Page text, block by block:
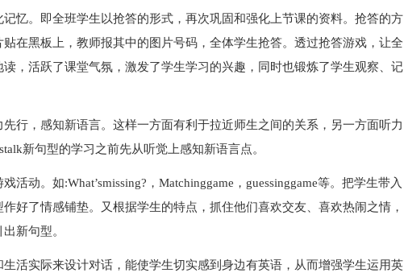
忆。即全班学生以抢答的形式，再次巩固和强化上节课的资料。抢答的方
在黑板上，教师报其中的图片号码，全体学生抢答。透过抢答游戏，让全
，活跃了课堂气氛，激发了学生学习的兴趣，同时也锻炼了学生观察、记
行，感知新语言。这样一方面有利于拉近师生之间的关系，另一方面听力
新句型的学习之前先从听觉上感知新语言点。
活动。如:What’smissing?，Matchinggame，guessinggame等。把学生带入
好了情感铺垫。又根据学生的特点，抓住他们喜欢交友、喜欢热闹之情，
新句型。
活实际来设计对话，能使学生切实感到身边有英语，从而增强学生运用英